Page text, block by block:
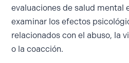
evaluaciones de salud mental
examinar los efectos
relacionados con el abuso, la
o la coacción.